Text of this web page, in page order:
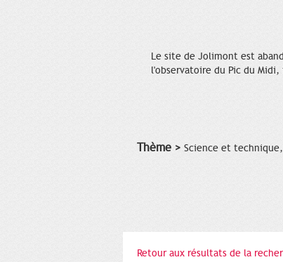
Le site de Jolimont est
l'observatoire du Pic du
Thème > Science et
Retour aux résultats de la